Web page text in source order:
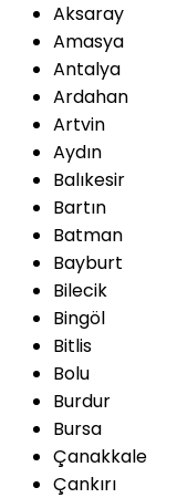
Aksaray
Amasya
Antalya
Ardahan
Artvin
Aydın
Balıkesir
Bartın
Batman
Bayburt
Bilecik
Bingöl
Bitlis
Bolu
Burdur
Bursa
Çanakkale
Çankırı